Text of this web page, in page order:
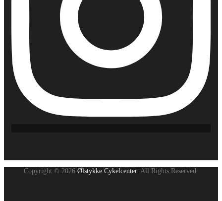
Copyright © 2026 Ølstykke Cykelcenter. All Rights Reserved.